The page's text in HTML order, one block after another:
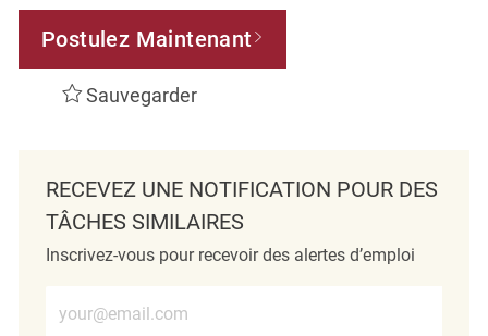
Postulez Maintenant
Sauvegarder
RECEVEZ UNE NOTIFICATION POUR DES
TÂCHES SIMILAIRES
Inscrivez-vous pour recevoir des alertes d’emploi